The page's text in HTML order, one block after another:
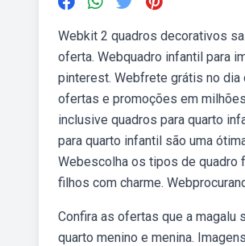
Webkit 2 quadros decorativos
oferta. Webquadro infantil para
pinterest. Webfrete grátis no
ofertas e promoções em
inclusive quadros para quarto
para quarto infantil são uma
Webescolha os tipos de quadro
filhos com charme.
Confira as ofertas que a magalu
quarto menino e menina.